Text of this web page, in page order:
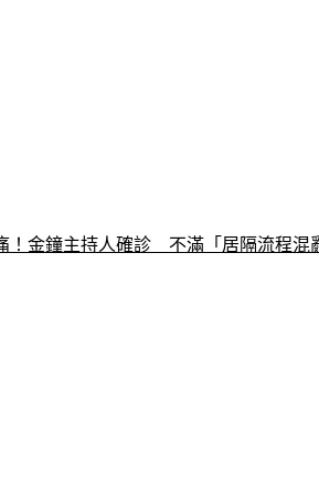
！金鐘主持人確診　不滿「居隔流程混